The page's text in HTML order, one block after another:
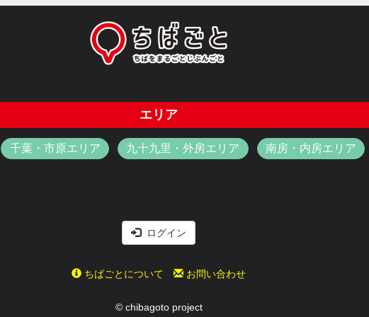
エリア
千葉・市原エリア 九十九里・外房エリア 南房・内房エリア
ログイン
ちばごとについて お問い合わせ
© chibagoto project